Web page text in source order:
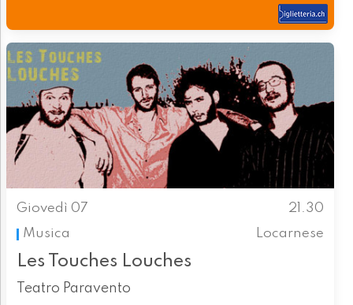
Giovedì 07
21.30
Musica
Locarnese
Les Touches Louches
Teatro Paravento